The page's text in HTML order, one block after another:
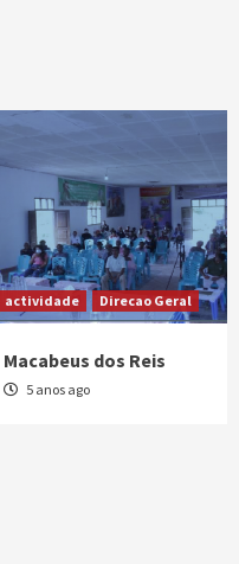
actividade Direcao Geral
Macabeus dos Reis
5 anos ago